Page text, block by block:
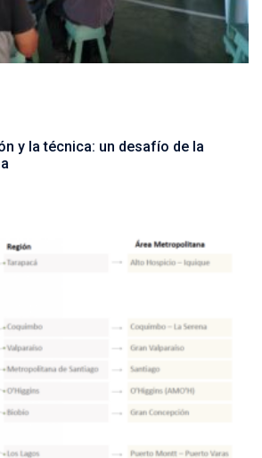
y la técnica: un desafío de la